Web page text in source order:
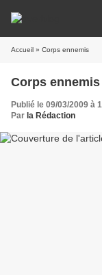
Accueil » Corps ennemis
Corps ennemis
Publié le 09/03/2009 à
Par la Rédaction